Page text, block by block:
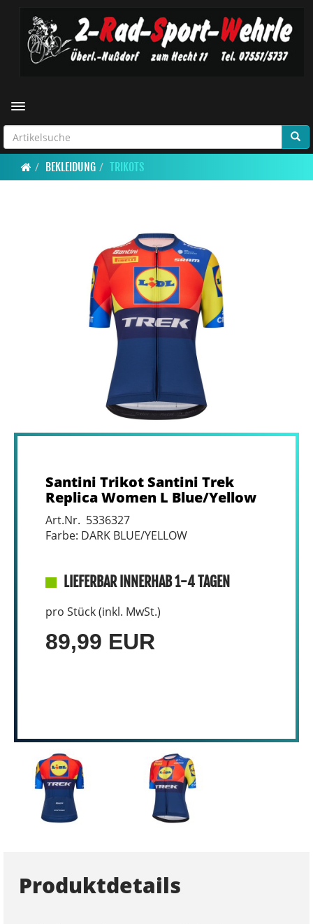
Toggle navigation
BEKLEIDUNG TRIKOTS
Santini Trikot Santini Trek
Replica Women L Blue/Yellow
Art.Nr. 5336327
Farbe: DARK BLUE/YELLOW
LIEFERBAR INNERHAB 1-4 TAGEN
pro Stück (inkl. MwSt.)
89,99 EUR
Produktdetails